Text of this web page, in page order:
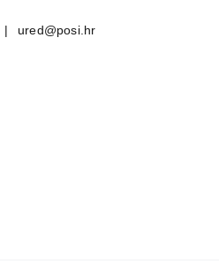
| ured@posi.hr